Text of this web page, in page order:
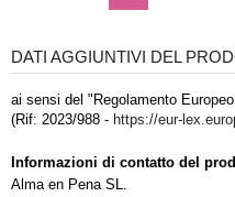
DATI AGGIUNTIVI DEL
ai sensi del "Regolamento
(Rif: 2023/988 - https://eur-
Informazioni di contatto del
Alma en Pena SL.